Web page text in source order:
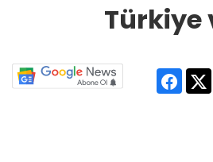
Türkiye